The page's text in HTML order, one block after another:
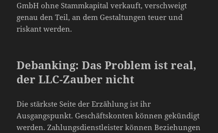
GmbH ohne Stammkapital verkauft, verschweigt
genau den Teil, an dem Gestaltungen teuer und
riskant werden.
Debanking: Das Problem ist real,
der LLC-Zauber nicht
Die stärkste Seite der Erzählung ist ihr
Ausgangspunkt. Geschäftskonten können gekündigt
werden. Zahlungsdienstleister können Beziehungen